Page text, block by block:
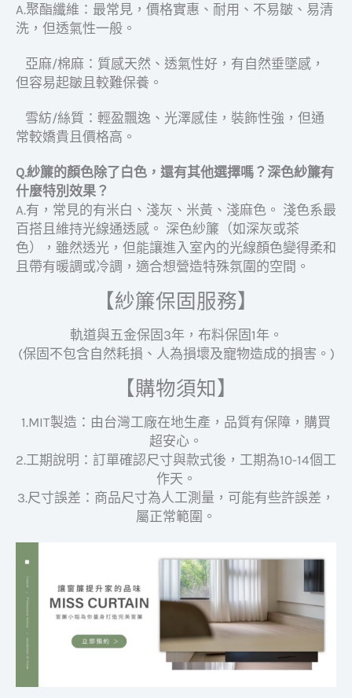
A.聚酯纖維：最常見，價格實惠、耐用、不易皺、易清
洗，但透氣性一般。
亞麻/棉麻：質感天然、透氣性好，有自然垂墜感，
但容易起皺且較難保養。
雪紡/絲質：輕盈飄逸、光澤感佳，裝飾性強，但通
常較嬌貴且價格高。
Q.紗簾的顏色除了白色，還有其他選擇嗎？深色紗簾有
什麼特別效果？
A.有，常見的有米白、淺灰、米黃、淺麻色。 淺色系最
百搭且維持光線通透感。 深色紗簾（如深灰或茶
色），雖然透光，但能讓進入室內的光線顏色變得柔和
且帶有暖調或冷調，適合想營造特殊氛圍的空間。
【紗簾保固服務】
軌道與五金保固3年，布料保固1年。
(保固不包含自然耗損、人為損壞及寵物造成的損害。)
【購物須知】
1.MIT製造：由台灣工廠在地生產，品質有保障，購買
超安心。
2.工期說明：訂單確認尺寸與款式後，工期為10-14個工
作天。
3.尺寸誤差：商品尺寸為人工測量，可能有些許誤差，
屬正常範圍。